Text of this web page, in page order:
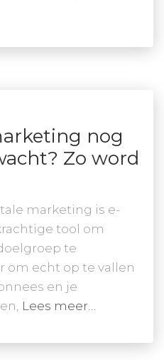
nog
Zo word
marketing is e-
tool om
te
om echt op te vallen
en je
Lees meer…